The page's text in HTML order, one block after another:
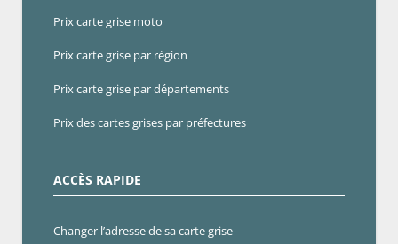
Prix carte grise moto
Prix carte grise par région
Prix carte grise par départements
Prix des cartes grises par préfectures
ACCÈS RAPIDE
Changer l’adresse de sa carte grise